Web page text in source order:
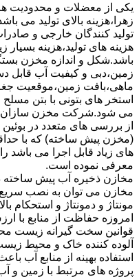
یکی از معضلات و محدودیت
زهرا،هزینه بالای تولید می
تولید کنندگان خارجی و
هزینه های تولید،هزینه
باشد.شکل و اندازه مخزن
زمین،دبی و کیفیت آب قابل
ماهی،بافت زمین،موقعیت
استخر های بتونی با بتن
می شود.شرکت مخزن سازان
از بررسی های متعدد در
(مخزن پیش ساخته) که با
های زیاد قابل اجرا می باشد
معرفی نموده است.
مخازن ذخیره آب پیش
مخازن می توان به نصب سریع
مونتاژ و دمونتاژ و استحکام
امروزه حفاظت از منابع با
قوانین سخت گیرانه زیست
آلوده کننده خاک و محیط
استفاده بهینه از منابع آب
پروژه های مرتبط با زمین و